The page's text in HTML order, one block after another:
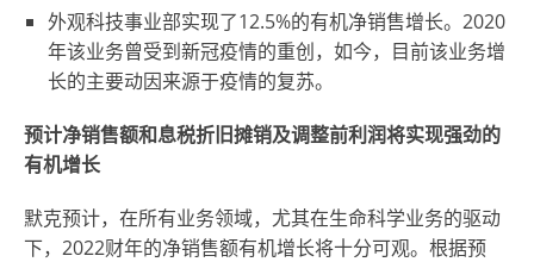
外观科技事业部实现了12.5%的有机净销售增长。2020
年该业务曾受到新冠疫情的重创，如今，目前该业务增
长的主要动因来源于疫情的复苏。
预计净销售额和息税折旧摊销及调整前利润将实现强劲的
有机增长
默克预计，在所有业务领域，尤其在生命科学业务的驱动
下，2022财年的净销售额有机增长将十分可观。根据预